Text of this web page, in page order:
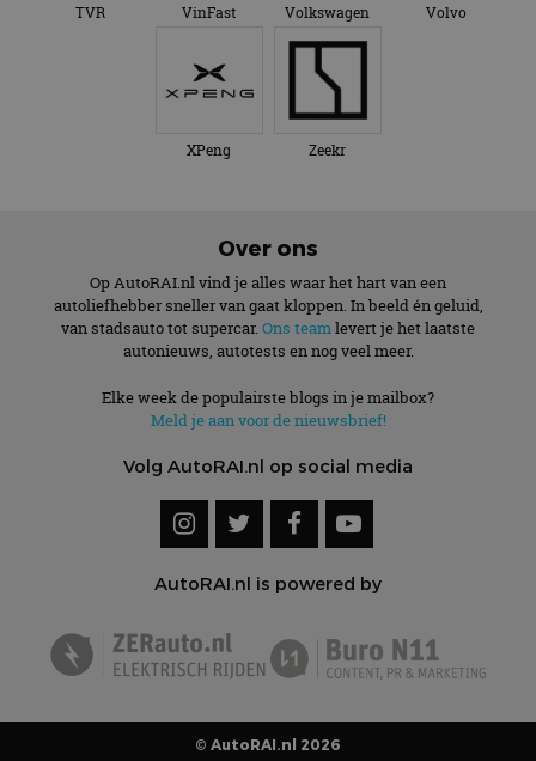
TVR VinFast Volkswagen Volvo
XPeng Zeekr
Over ons
Op AutoRAI.nl vind je alles waar het hart van een
autoliefhebber sneller van gaat kloppen. In beeld én geluid,
van stadsauto tot supercar. Ons teamlevert je het laatste
autonieuws, autotests en nog veel meer.
Elke week de populairste blogs in je mailbox?
Meld je aan voor de nieuwsbrief!
Volg AutoRAI.nl op social media
AutoRAI.nl is powered by
© AutoRAI.nl 2026